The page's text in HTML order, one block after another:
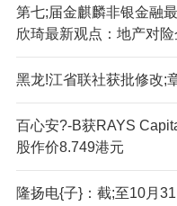
第七;届金麒麟非银金融
欣琦最新观点：地产对
黑龙!江省联社获批修改;
百心安?-B获RAYS
股作价8.749港元
隆扬电{子}：截;至10月